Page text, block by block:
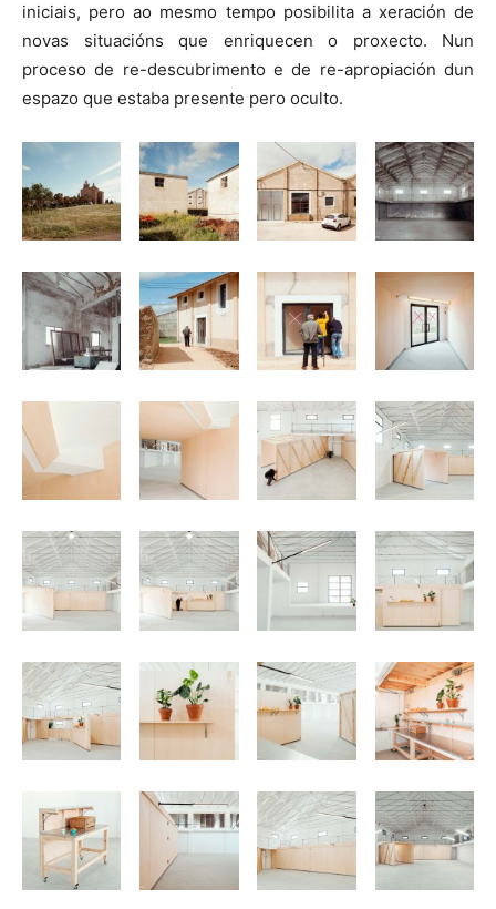
iniciais, pero ao mesmo tempo posibilita a xeración de
novas situacións que enriquecen o proxecto. Nun
proceso de re-descubrimento e de re-apropiación dun
espazo que estaba presente pero oculto.